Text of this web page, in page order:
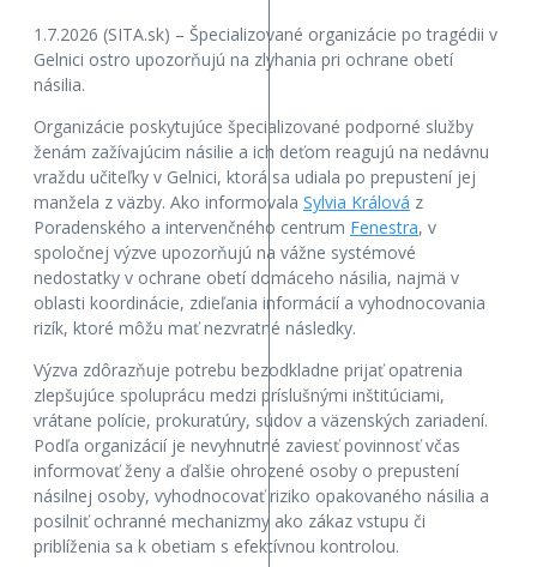
1.7.2026 (SITA.sk) – Špecializované organizácie po tragédii v
Gelnici ostro upozorňujú na zlyhania pri ochrane obetí
násilia.
Organizácie poskytujúce špecializované podporné služby
ženám zažívajúcim násilie a ich deťom reagujú na nedávnu
vraždu učiteľky v Gelnici, ktorá sa udiala po prepustení jej
manžela z väzby. Ako informovala Sylvia Králová z
Poradenského a intervenčného centrum Fenestra, v
spoločnej výzve upozorňujú na vážne systémové
nedostatky v ochrane obetí domáceho násilia, najmä v
oblasti koordinácie, zdieľania informácií a vyhodnocovania
rizík, ktoré môžu mať nezvratné následky.
Výzva zdôrazňuje potrebu bezodkladne prijať opatrenia
zlepšujúce spoluprácu medzi príslušnými inštitúciami,
vrátane polície, prokuratúry, súdov a väzenských zariadení.
Podľa organizácií je nevyhnutné zaviesť povinnosť včas
informovať ženy a ďalšie ohrozené osoby o prepustení
násilnej osoby, vyhodnocovať riziko opakovaného násilia a
posilniť ochranné mechanizmy ako zákaz vstupu či
priblíženia sa k obetiam s efektívnou kontrolou.